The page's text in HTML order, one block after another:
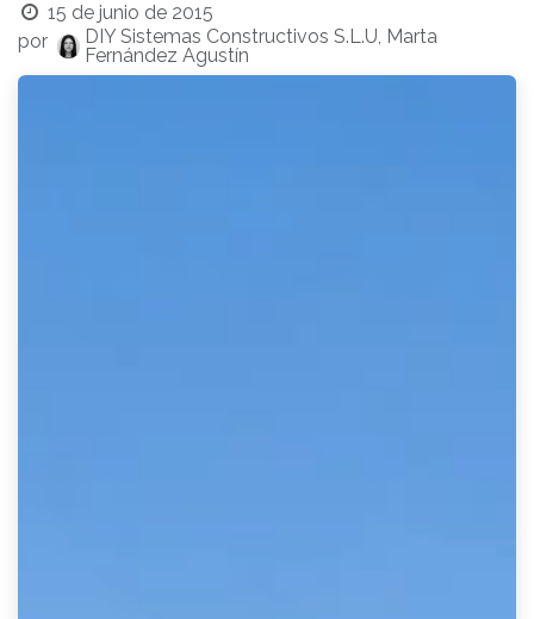
15 de junio de 2015
por
DIY Sistemas Constructivos S.L.U, Marta
Fernández Agustín